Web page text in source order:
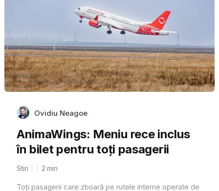
Ovidiu Neagoe
AnimaWings: Meniu rece inclus
în bilet pentru toţi pasagerii
Stiri 2 min
Toți pasagerii care zboară pe rutele interne operate de